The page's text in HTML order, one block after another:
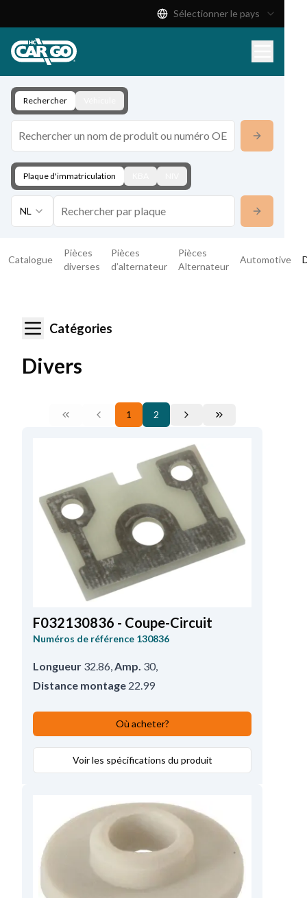
Télécharger
Contact
Sélectionner le pays
Rechercher
Plaque d'immatriculation
NL
Catalogue
Pièces
diverses
Pièces
d’alternateur
Pièces
Alternateur
Automotive
Catégories
Divers
1 2
F032130836 - Coupe-Circuit
Numéros de référence 130836
Longueur 32.86 Amp. 30,
Distance montage 22.99
Où acheter?
Voir les spécifications du produit